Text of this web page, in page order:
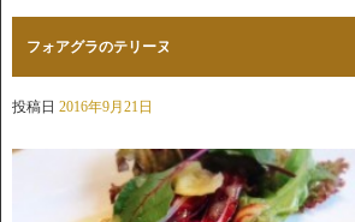
フォアグラのテリーヌ
投稿日 2016年9月21日